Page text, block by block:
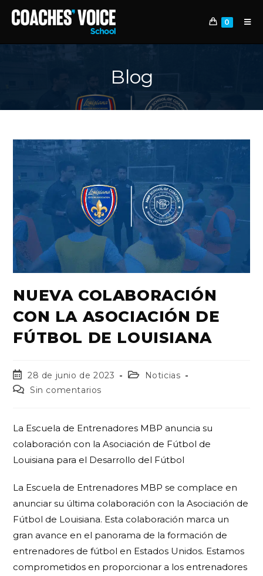
0
Blog
NUEVA COLABORACIÓN
CON LA ASOCIACIÓN DE
FÚTBOL DE LOUISIANA
28 de junio de 2023
Noticias
Sin comentarios
La Escuela de Entrenadores MBP anuncia su
colaboración con la Asociación de Fútbol de
Louisiana para el Desarrollo del Fútbol
La Escuela de Entrenadores MBP se complace en
anunciar su última colaboración con la Asociación de
Fútbol de Louisiana. Esta colaboración marca un
gran avance en el panorama de la formación de
entrenadores de fútbol en Estados Unidos. Estamos
comprometidos en proporcionar a los entrenadores